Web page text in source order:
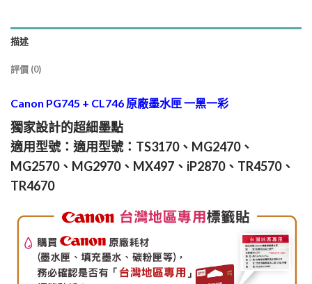
描述
評價 (0)
Canon PG745 + CL746 原廠墨水匣 一黑一彩
獨家設計的超細墨點
適用型號：適用型號：TS3170、MG2470、
MG2570、MG2970、MX497、iP2870、TR4570、
TR4670